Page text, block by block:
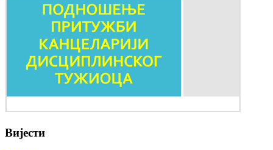
Вијести